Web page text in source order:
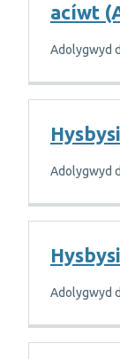
acíwt
Adolygwyd
Adolygwyd
Adolygwyd